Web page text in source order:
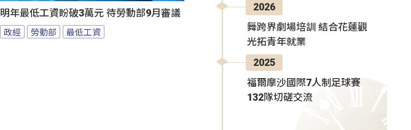
明年最低工資盼破3萬元 待勞動部9月審議
政經 勞動部 最低工資
2026
舞跨界劇場培訓 結合花蓮觀
光拓青年就業
2025
福爾摩沙國際7人制足球賽
132隊切磋交流